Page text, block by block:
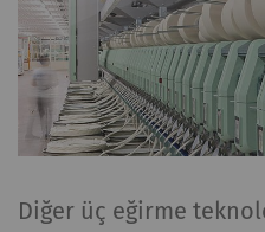
Diğer üç eğirme